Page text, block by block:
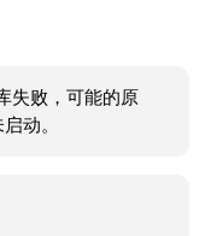
失败，可能的原
动。